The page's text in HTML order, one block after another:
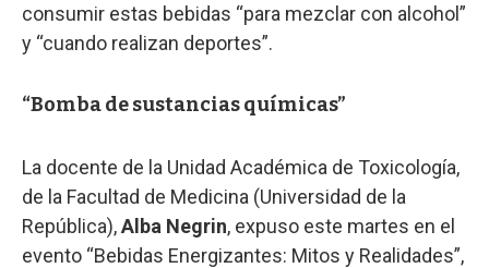
consumir estas bebidas “para mezclar con alcohol”
y “cuando realizan deportes”.
“Bomba de sustancias químicas”
La docente de la Unidad Académica de Toxicología,
de la Facultad de Medicina (Universidad de la
República),Alba Negrin, expuso este martes en el
evento “Bebidas Energizantes: Mitos y Realidades”,